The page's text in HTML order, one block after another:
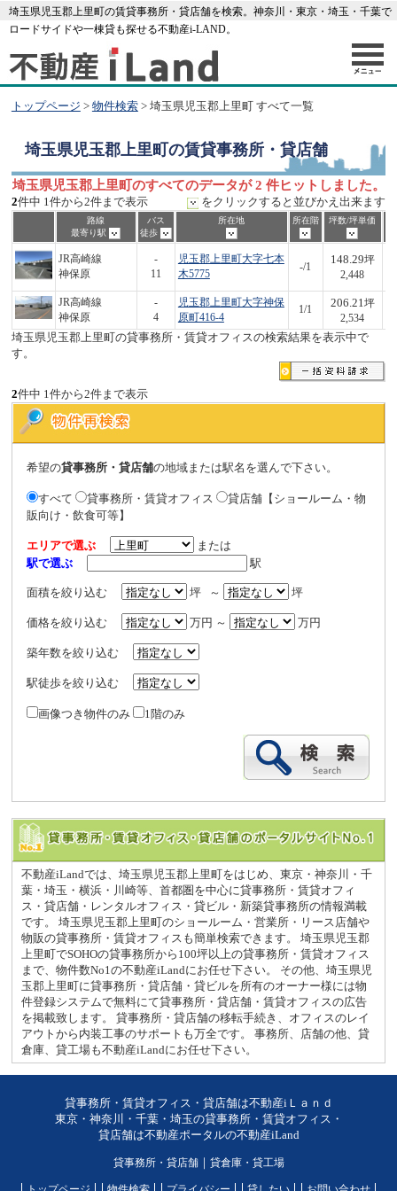
埼玉県児玉郡上里町の賃貸事務所・貸店舗を検索。神奈川・東京・埼玉・千葉で
ロードサイドや一棟貸も探せる不動産i-LAND。
トップページ > 物件検索> 埼玉県児玉郡上里町 すべて一覧
埼玉県児玉郡上里町の賃貸事務所・貸店舗
埼玉県児玉郡上里町のすべてのデータが 2 件ヒットしました。
2件中 1件から2件まで表示 をクリックすると並びかえ出来ます
路線
最寄り駅
バス
徒歩
所在地 所在階 坪数/坪単価
JR高崎線
神保原
-
11
児玉郡上里町大字七本
木5775
-/1
148.29坪
2,448
JR高崎線
神保原
-
4
児玉郡上里町大字神保
原町416-4
1/1
206.21 坪
2,534
埼玉県児玉郡上里町の貸事務所・賃貸オフィスの検索結果を表示中で
す。
2件中 1件から2件まで表示
希望の貸事務所・貸店舗の地域または駅名を選んで下さい。
すべて 貸事務所・賃貸オフィス
貸店舗【ショールーム・物
販向け・飲食可等】
エリアで選ぶ
または
駅で選ぶ
駅
面積を絞り込む 坪 ～ 坪
価格を絞り込む 万円 ～ 万円
築年数を絞り込む
駅徒歩を絞り込む
画像つき物件のみ 1階のみ
不動産iLandでは、埼玉県児玉郡上里町をはじめ、東京・神奈川・千
葉・埼玉・横浜・川崎等、首都圏を中心に貸事務所・賃貸オフィ
ス・貸店舗・レンタルオフィス・貸ビル・新築貸事務所の情報満載
です。 埼玉県児玉郡上里町のショールーム・営業所・リース店舗や
物販の貸事務所・賃貸オフィスも簡単検索できます。 埼玉県児玉郡
上里町でSOHOの貸事務所から100坪以上の貸事務所・賃貸オフィス
まで、物件数No1の不動産iLandにお任せ下さい。 その他、埼玉県児
玉郡上里町に貸事務所・貸店舗・貸ビルを所有のオーナー様には物
件登録システムで無料にて貸事務所・貸店舗・賃貸オフィスの広告
を掲載致します。 貸事務所・貸店舗の移転手続き、オフィスのレイ
アウトから内装工事のサポートも万全です。 事務所、店舗の他、貸
倉庫、貸工場も不動産iLandにお任せ下さい。
貸事務所・賃貸オフィス・貸店舗は不動産iＬａｎｄ
東京・神奈川・千葉・埼玉の貸事務所・賃貸オフィス・
貸店舗は不動産ポータルの不動産iLand
貸事務所・貸店舗｜ 貸倉庫・貸工場